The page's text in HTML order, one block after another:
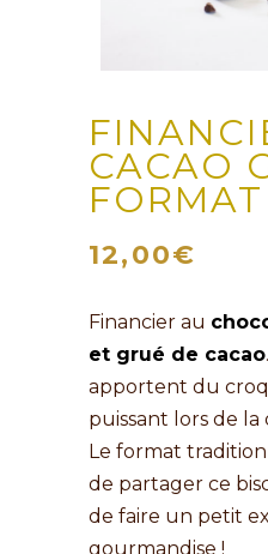
CACAO
12,00€
Financier au
et grué de cacao
apportent du
puissant lors de
Le format
de partager ce
de faire un petit
gourmandise !